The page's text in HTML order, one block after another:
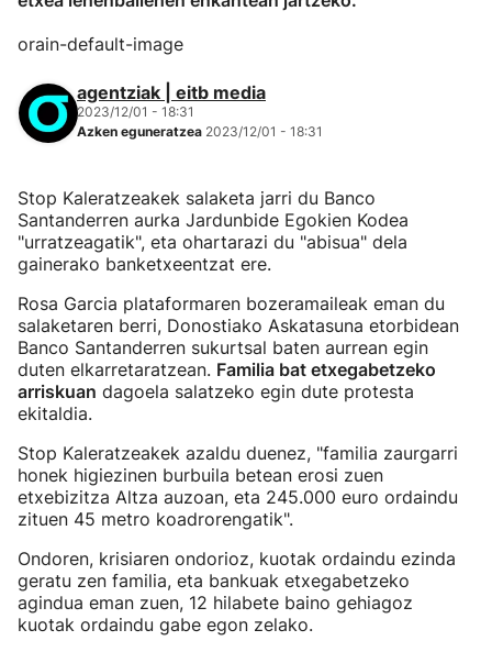
orain-default-image
agentziak | eitb media
2023/12/01 - 18:31
Azken eguneratzea 2023/12/01 - 18:31
Stop Kaleratzeakek salaketa jarri du Banco
Santanderren aurka Jardunbide Egokien Kodea
"urratzeagatik", eta ohartarazi du "abisua" dela
gainerako banketxeentzat ere.
Rosa Garcia plataformaren bozeramaileak eman du
salaketaren berri, Donostiako Askatasuna etorbidean
Banco Santanderren sukurtsal baten aurrean egin
duten elkarretaratzean. Familia bat etxegabetzeko
arriskuan dagoela salatzeko egin dute protesta
ekitaldia.
Stop Kaleratzeakek azaldu duenez, "familia zaurgarri
honek higiezinen burbuila betean erosi zuen
etxebizitza Altza auzoan, eta 245.000 euro ordaindu
zituen 45 metro koadrorengatik".
Ondoren, krisiaren ondorioz, kuotak ordaindu ezinda
geratu zen familia, eta bankuak etxegabetzeko
agindua eman zuen, 12 hilabete baino gehiagoz
kuotak ordaindu gabe egon zelako.